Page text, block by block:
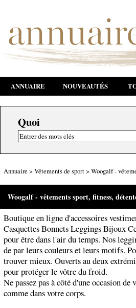
ANNUAIRE NOUVEAUTÉS
Quoi
Annuaire > Vêtements de sport> Woogalf -
Woogalf - vêtements sport, fitness,
Boutique en ligne d'accessoires
Casquettes Bonnets Leggings Bijoux
pour être dans l'air du temps. Nos
de par leurs couleurs et leurs motifs.
trouver mieux. Ouverts au deux
pour protéger le vôtre du froid.
Ne passez pas à côté d'une occasion
comme dans votre corps.